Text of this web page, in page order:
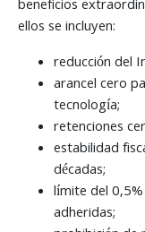
beneficios
ellos se incluyen:
reducción del
arancel cero
tecnología;
retenciones
estabilidad
décadas;
límite del
adheridas;